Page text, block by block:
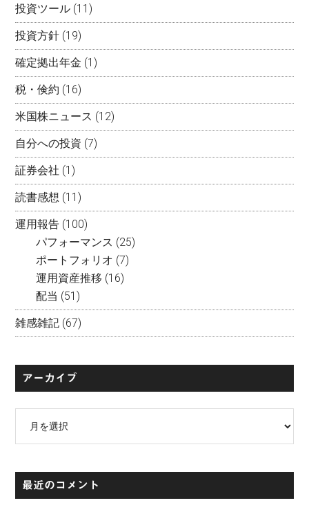
投資ツール (11)
投資方針 (19)
確定拠出年金 (1)
税・倹約 (16)
米国株ニュース (12)
自分への投資 (7)
証券会社 (1)
読書感想 (11)
運用報告 (100)
パフォーマンス (25)
ポートフォリオ (7)
運用資産推移 (16)
配当 (51)
雑感雑記 (67)
アーカイブ
イ
ブ最近のコメント